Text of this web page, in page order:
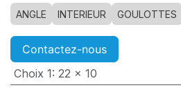
ANGLE INTERIEUR GOULOTTES
Contactez-nous
Choix 1: 22 x 10